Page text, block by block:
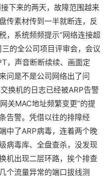
下来的两天，故障范围越来
传素材传到一半就断连，反
，系统频频提示“网络连接超
的全公司项目评审会，会议
，声音断断续续、画面定
问是不是公司网络出了问
换机的日志已经被ARP告警
关MAC地址频繁变更”的提
告警。凭借以往的排障经
中了ARP病毒，连着两个晚
病毒库、全盘查杀，没发现
机出现二层环路，挨个排查
个流量异常的端口拔线测